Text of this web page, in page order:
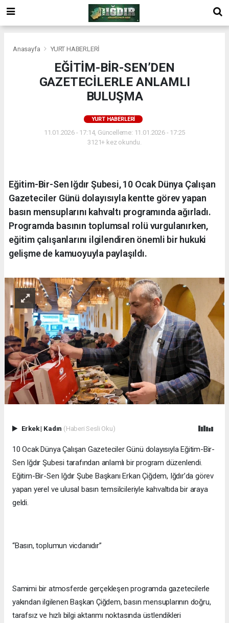
Anasayfa YURT HABERLERİ
EĞİTİM-BİR-SEN’DEN
GAZETECİLERLE ANLAMLI
BULUŞMA
YURT HABERLERİ
11.01.2026 - 17:14, Güncelleme: 11.01.2026 - 17:25
3121+ kez okundu.
Eğitim-Bir-Sen Iğdır Şubesi, 10 Ocak Dünya Çalışan
Gazeteciler Günü dolayısıyla kentte görev yapan
basın mensuplarını kahvaltı programında ağırladı.
Programda basının toplumsal rolü vurgulanırken,
eğitim çalışanlarını ilgilendiren önemli bir hukuki
gelişme de kamuoyuyla paylaşıldı.
Erkek| Kadın (Haberi Sesli Oku)
10 Ocak Dünya Çalışan Gazeteciler Günü dolayısıyla Eğitim-Bir-
Sen Iğdır Şubesi tarafından anlamlı bir program düzenlendi.
Eğitim-Bir-Sen Iğdır Şube Başkanı Erkan Çiğdem, Iğdır’da görev
yapan yerel ve ulusal basın temsilcileriyle kahvaltıda bir araya
geldi.
“Basın, toplumun vicdanıdır”
Samimi bir atmosferde gerçekleşen programda gazetecilerle
yakından ilgilenen Başkan Çiğdem, basın mensuplarının doğru,
tarafsız ve hızlı bilgi aktarımı noktasında üstlendikleri